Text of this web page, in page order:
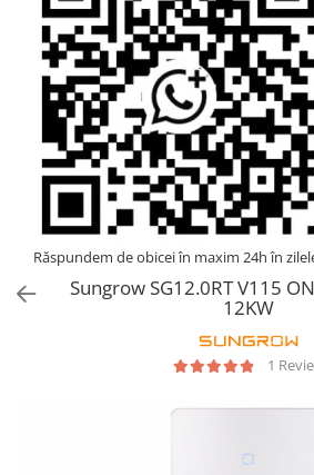
Sungrow
Invertoare Hibrid Sungrow
Invertoare on-grid Sungrow
Statii de reincarcare Sungrow
Victron Energy
MPPT
Accesorii Victron
Invertor Hibrid - Off Grid
Statii de reincarcare Victron
Acumulatori
Răspundem de obicei în maxim 24h în
Sungrow SG12.0RT V115
12KW
1